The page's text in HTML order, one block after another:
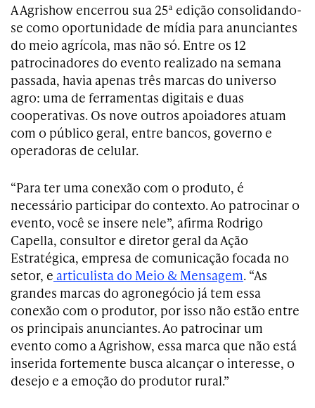
A Agrishow encerrou sua 25ª edição consolidando-
se como oportunidade de mídia para anunciantes
do meio agrícola, mas não só. Entre os 12
patrocinadores do evento realizado na semana
passada, havia apenas três marcas do universo
agro: uma de ferramentas digitais e duas
cooperativas. Os nove outros apoiadores atuam
com o público geral, entre bancos, governo e
operadoras de celular.
“Para ter uma conexão com o produto, é
necessário participar do contexto. Ao patrocinar o
evento, você se insere nele”, afirma Rodrigo
Capella, consultor e diretor geral da Ação
Estratégica, empresa de comunicação focada no
setor, e articulista do Meio & Mensagem. “As
grandes marcas do agronegócio já tem essa
conexão com o produtor, por isso não estão entre
os principais anunciantes. Ao patrocinar um
evento como a Agrishow, essa marca que não está
inserida fortemente busca alcançar o interesse, o
desejo e a emoção do produtor rural.”